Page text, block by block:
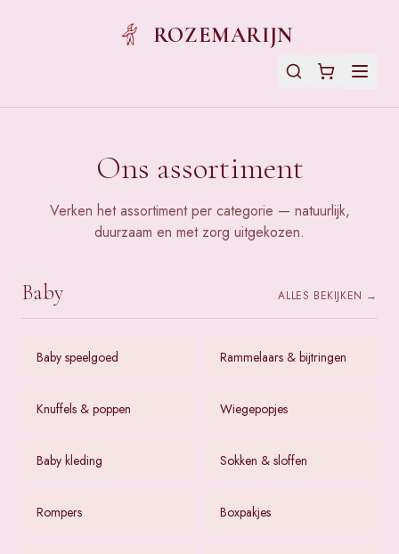
ROZEMARIJN
Ons assortiment
Verken het assortiment per categorie — natuurlijk,
duurzaam en met zorg uitgekozen.
Baby ALLES BEKIJKEN →
Baby speelgoed Rammelaars & bijtringen
Knuffels & poppen Wiegepopjes
Baby kleding Sokken & sloffen
Rompers Boxpakjes